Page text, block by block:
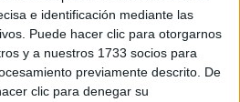
e identificación mediante las
Puede hacer clic para otorgarnos
y a nuestros 1733 socios para
previamente descrito. De
clic para denegar su
terminaste) bachillerato o FP?